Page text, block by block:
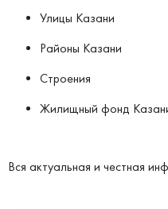
Улицы Казани
Районы Казани
Строения
Жилищный фонд
Вся актуальная и честная